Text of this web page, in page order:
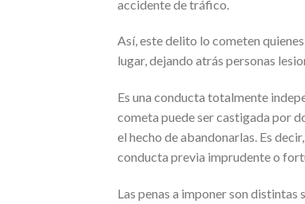
accidente de tráfico.
Así, este delito lo cometen
lugar, dejando atrás personas
Es una conducta totalmente
cometa puede ser castigada por
el hecho de abandonarlas. Es
conducta previa imprudente o
Las penas a imponer son